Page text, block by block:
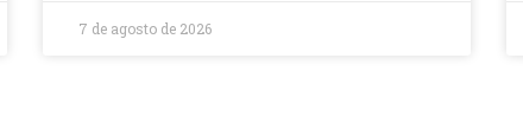
7 de agosto de 2026